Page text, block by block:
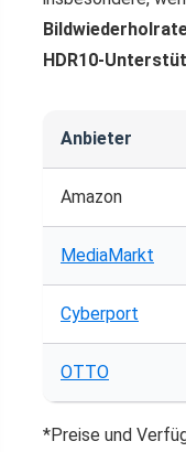
HDR10-
Anbieter
Amazon
MediaMarkt
Cyberport
OTTO
*Preise und